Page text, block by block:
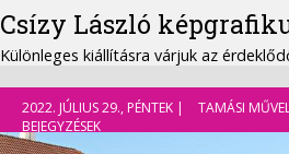
Csízy László
Különleges kiállításra várjuk az
2022. JÚLIUS 29., PÉNTEK | TAMÁSI
BEJEGYZÉSEK